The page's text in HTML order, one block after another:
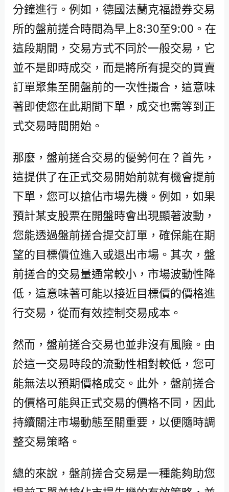
分鐘進行。例如，德國法蘭克福證券交易
所的盤前搓合時間為早上8:30至9:00。在
這段期間，交易方式不同於一般交易，它
並不是即時成交，而是將所有提交的買賣
訂單聚集至開盤前的一次性撮合，這意味
著即使您在此期間下單，成交也需等到正
式交易時間開始。
那麼，盤前搓合交易的優勢何在？首先，
這提供了在正式交易開始前就有機會提前
下單，您可以搶佔市場先機。例如，如果
預計某支股票在開盤時會出現顯著波動，
您能透過盤前搓合提交訂單，確保能在期
望的目標價位進入或退出市場。其次，盤
前搓合的交易量通常較小，市場波動性降
低，這意味著可能以接近目標價的價格進
行交易，從而有效控制交易成本。
然而，盤前搓合交易也並非沒有風險。由
於這一交易時段的流動性相對較低，您可
能無法以預期價格成交。此外，盤前搓合
的價格可能與正式交易的價格不同，因此
持續關注市場動態至關重要，以便隨時調
整交易策略。
總的來說，盤前搓合交易是一種能夠助您